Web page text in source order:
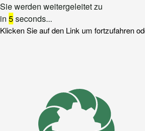
Sie werden weitergeleitet zu
in 5seconds...
Klicken Sie auf den Link um fortzufahren